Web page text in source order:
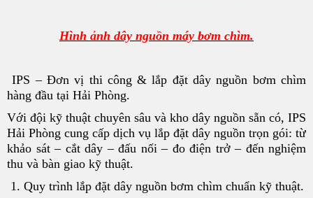
Hình ảnh dây nguồn máy bơm chìm.
IPS – Đơn vị thi công & lắp đặt dây nguồn bơm chìm
hàng đầu tại Hải Phòng.
Với đội kỹ thuật chuyên sâu và kho dây nguồn sẵn có, IPS
Hải Phòng cung cấp dịch vụ lắp đặt dây nguồn trọn gói: từ
khảo sát – cắt dây – đấu nối – đo điện trở – đến nghiệm
thu và bàn giao kỹ thuật.
1. Quy trình lắp đặt dây nguồn bơm chìm chuẩn kỹ thuật.